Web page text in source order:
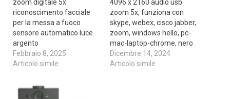
zoom digitale 5x
riconoscimento facciale
per la messa a fuoco
sensore automatico luce
argento
Febbraio 8, 2025
Articolo simile
4096 x 2160 audio usb
zoom 5x, funziona con
skype, webex, cisco jabber,
zoom, windows hello, pc-
mac-laptop-chrome, nero
Dicembre 14, 2024
Articolo simile